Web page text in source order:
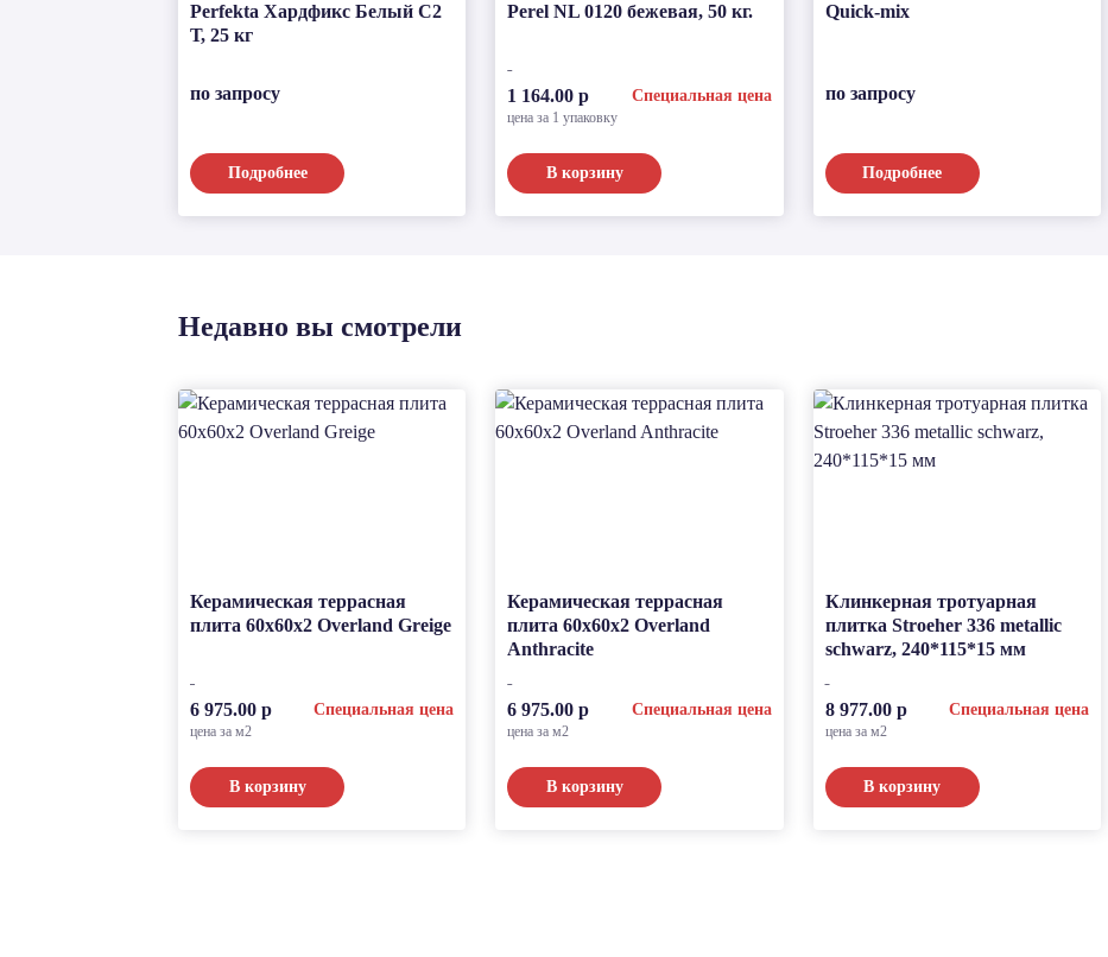
Perfekta Хардфикс Белый C2
Т, 25 кг
по запросу
Подробнее
Perel NL 0120 бежевая, 50 кг.
1 164.00 р Специальная цена
цена за 1 упаковку
В корзину
Quick-mix
по запросу
Подробнее
Недавно вы смотрели
Керамическая террасная
плита 60x60x2 Overland Greige
6 975.00 р Специальная цена
цена за м2
В корзину
Керамическая террасная
плита 60x60x2 Overland
Anthracite
6 975.00 р Специальная цена
цена за м2
В корзину
Клинкерная тротуарная
плитка Stroeher 336 metallic
schwarz, 240*115*15 мм
8 977.00 р Специальная цена
цена за м2
В корзину